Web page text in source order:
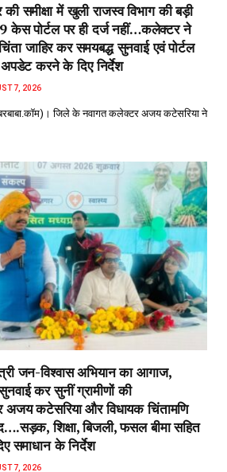
समीक्षा में खुली राजस्व विभाग की बड़ी
केस पोर्टल पर ही दर्ज नहीं…कलेक्टर ने
जाहिर कर समयबद्ध सुनवाई एवं पोर्टल
करने के दिए निर्देश
7, 2026
जिले के नवागत कलेक्टर अजय कटेसरिया ने
जन-विश्वास अभियान का आगाज,
कर सुनीं ग्रामीणों की
कटेसरिया और विधायक चिंतामणि
शिक्षा, बिजली, फसल बीमा सहित
समाधान के निर्देश
7, 2026